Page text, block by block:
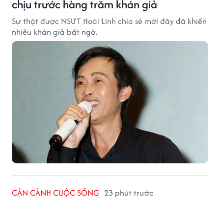
chịu trước hàng trăm khán giả
Sự thật được NSƯT Hoài Linh chia sẻ mới đây đã khiến
nhiều khán giả bất ngờ.
CẬN CẢNH CUỘC SỐNG 23 phút trước